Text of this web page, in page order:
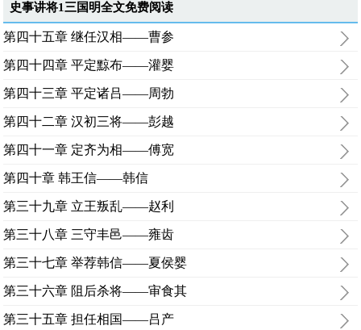
史事讲将1三国明全文免费阅读
第四十五章 继任汉相——曹参
第四十四章 平定黥布——灌婴
第四十三章 平定诸吕——周勃
第四十二章 汉初三将——彭越
第四十一章 定齐为相——傅宽
第四十章 韩王信——韩信
第三十九章 立王叛乱——赵利
第三十八章 三守丰邑——雍齿
第三十七章 举荐韩信——夏侯婴
第三十六章 阻后杀将——审食其
第三十五章 担任相国——吕产